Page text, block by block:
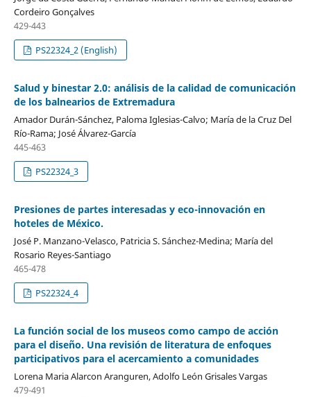
Cordeiro Gonçalves
429-443
PS22324_2 (English)
Salud y binestar 2.0: análisis de la calidad de comunicación
de los balnearios de Extremadura
Amador Durán-Sánchez, Paloma Iglesias-Calvo; María de la Cruz Del
Río-Rama; José Álvarez-García
445-463
PS22324_3
Presiones de partes interesadas y eco-innovación en
hoteles de México.
José P. Manzano-Velasco, Patricia S. Sánchez-Medina; María del
Rosario Reyes-Santiago
465-478
PS22324_4
La función social de los museos como campo de acción
para el diseño. Una revisión de literatura de enfoques
participativos para el acercamiento a comunidades
Lorena Maria Alarcon Aranguren, Adolfo León Grisales Vargas
479-491